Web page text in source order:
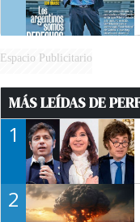
Espacio Publicitario
MÁS LEÍDAS DE
1
2